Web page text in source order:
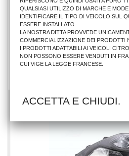
PROIETTORE DX DAI.SIRION
92,72 €
QUALSIASI UTILIZZO DI MARCHE E
IDENTIFICARE IL TIPO DI VEICOLO SUL
ESSERE INSTALLATO.
LA NOSTRA DITTA PROVVEDE
COMMERCIALIZZAZIONE DEI PRODOTTI
I PRODOTTI ADATTABILI AI VEICOLI
NON POSSONO ESSERE VENDUTI IN
CUI VIGE LA LEGGE FRANCESE.
ACCETTA E CHIUDI.